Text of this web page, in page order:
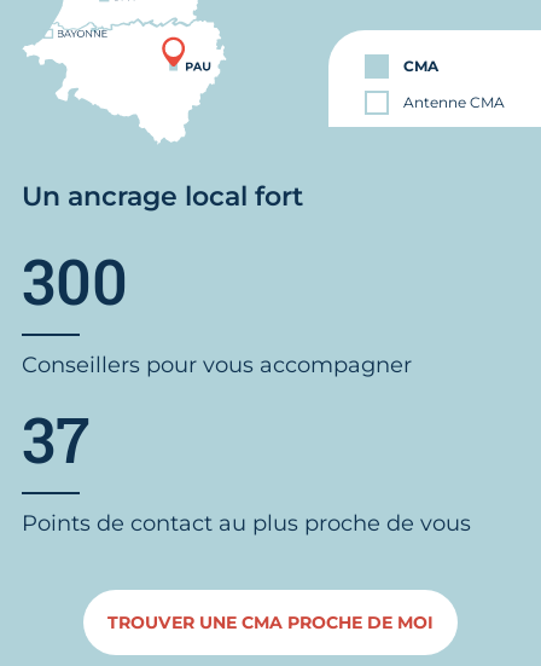
CMA
Antenne CMA
Un ancrage local fort
300
Conseillers pour vous accompagner
37
Points de contact au plus proche de vous
TROUVER UNE CMA PROCHE DE MOI